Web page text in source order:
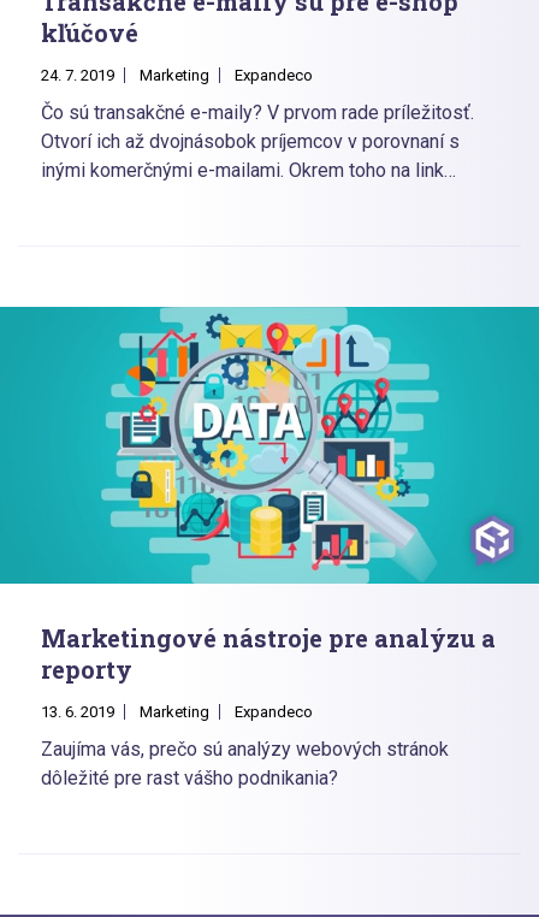
kľúčové
24. 7. 2019 Marketing Expandeco
Čo sú transakčné e-maily? V prvom rade príležitosť.
Otvorí ich až dvojnásobok príjemcov v porovnaní s
inými komerčnými e-mailami. Okrem toho na link
sa k nemu dostať.
Marketingové nástroje pre analýzu a
reporty
13. 6. 2019 Marketing Expandeco
Zaujíma vás, prečo sú analýzy webových stránok
dôležité pre rast vášho podnikania?